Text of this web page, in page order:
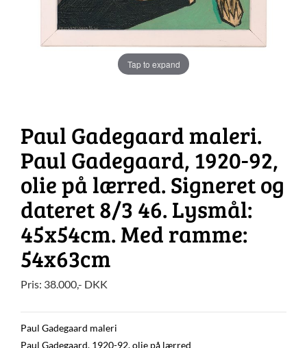
Tap to expand
Paul Gadegaard maleri.
Paul Gadegaard, 1920-92,
olie på lærred. Signeret og
dateret 8/3 46. Lysmål:
45x54cm. Med ramme:
54x63cm
Pris: 38.000,- DKK
Paul Gadegaard maleri
Paul Gadegaard, 1920-92, olie på lærred